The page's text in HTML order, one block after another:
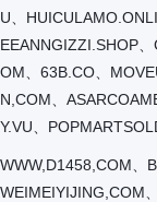
U、
EEANNGIZZI.SHOP
OM、63B.CO、
N,COM、
Y.VU、
WWW,D1458,COM、
WEIMEIYIJING,COM